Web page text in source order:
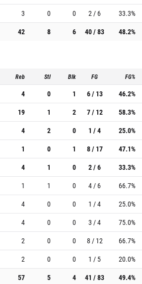
3 0 0 2 / 6 33.3%
42 8 6 40 / 83 48.2%
Reb Stl Blk FG FG%
4 0 1 6 / 13 46.2%
19 1 2 7 / 12 58.3%
4 2 0 1 / 4 25.0%
1 0 1 8 / 17 47.1%
4 1 0 2 / 6 33.3%
1 1 0 4 / 6 66.7%
4 0 0 1 / 4 25.0%
4 0 0 3 / 4 75.0%
2 0 0 8 / 12 66.7%
2 0 0 1 / 5 20.0%
57 5 4 41 / 83 49.4%